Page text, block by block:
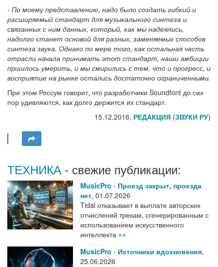
- По моему представлению, надо было создать гибкий и
расширяемый стандарт для музыкального синтеза и
связанных с ним данных, который, как мы надеялись,
надолго станет основой для разных, заменяемых способов
синтеза звука. Однако по мере того, как остальная часть
отрасли начала принимать этот стандарт, наши амбиции
пришлось умерить, и мы смирились с тем, что и прогресс, и
восприятие на рынке остались достаточно ограниченными.
При этом Россум говорит, что разработчики Soundfont до сих
пор удивляются, как долго держится их стандарт.
15.12.2016, РЕДАКЦИЯ (ЗВУКИ РУ)
ТЕХНИКА - свежие публикации:
MusicPro - Проезд закрыт, проезда
нет, 01.07.2026
Tidal отказывает в выплате авторских
отчислений трекам, сгенерированным с
использованием искусственного
интеллекта »»
MusicPro - Источники вдохновения,
25.06.2026